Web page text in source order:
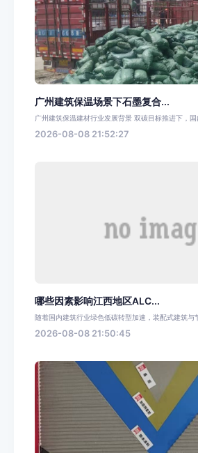
广州建筑保温场景下石墨复合...
广州建筑保温建材行业发展背景 双碳目标推进下，
2026-08-08 21:52:27
哪些因素影响江西地区ALC...
随着国内建筑行业绿色低碳转型加速，装配式建筑与
2026-08-08 21:50:45